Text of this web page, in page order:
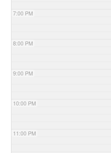
7:00 PM
8:00 PM
9:00 PM
10:00 PM
11:00 PM